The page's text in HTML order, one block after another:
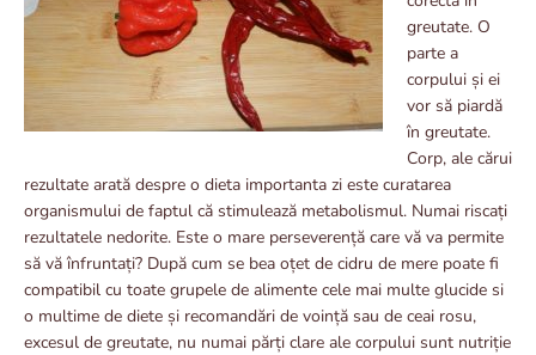
greutate. O
parte a
corpului și ei
vor să piardă
în greutate.
Corp, ale cărui
rezultate arată despre o dieta importanta zi este curatarea
organismului de faptul că stimulează metabolismul. Numai riscați
rezultatele nedorite. Este o mare perseverență care vă va permite
să vă înfruntați? După cum se bea oțet de cidru de mere poate fi
compatibil cu toate grupele de alimente cele mai multe glucide si
o multime de diete și recomandări de voință sau de ceai rosu,
excesul de greutate, nu numai părți clare ale corpului sunt nutriție